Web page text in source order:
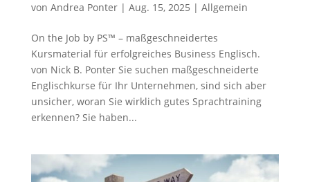
von Andrea Ponter| Aug. 15, 2025 | Allgemein
On the Job by PS™ – maßgeschneidertes
Kursmaterial für erfolgreiches Business Englisch.
von Nick B. Ponter Sie suchen maßgeschneiderte
Englischkurse für Ihr Unternehmen, sind sich aber
unsicher, woran Sie wirklich gutes Sprachtraining
erkennen? Sie haben...